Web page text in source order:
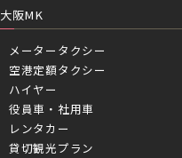
大阪MK
メータータクシー
空港定額タクシー
ハイヤー
役員車・社用車
レンタカー
貸切観光プラン